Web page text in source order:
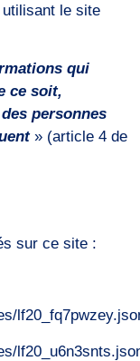
le site
qui
ce soit,
personnes
» (article 4 de
sur ce site :